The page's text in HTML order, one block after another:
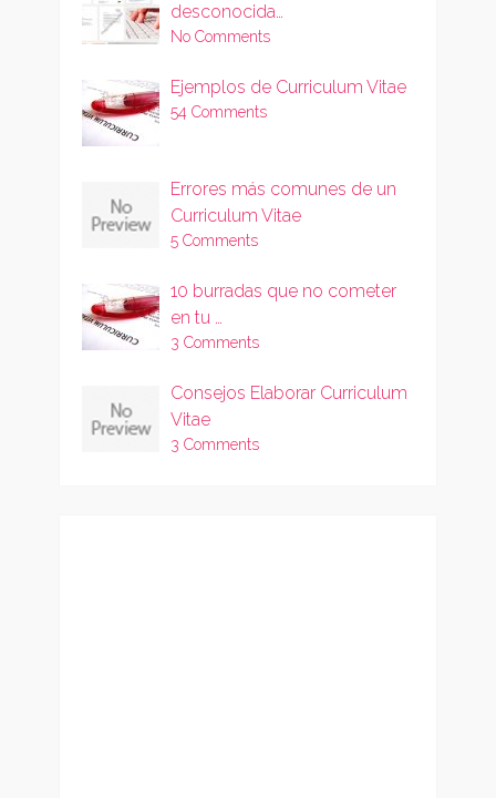
desconocida…
No Comments
Ejemplos de Curriculum Vitae
54 Comments
Errores más comunes de un
Curriculum Vitae
5 Comments
10 burradas que no cometer
en tu …
3 Comments
Consejos Elaborar Curriculum
Vitae
3 Comments